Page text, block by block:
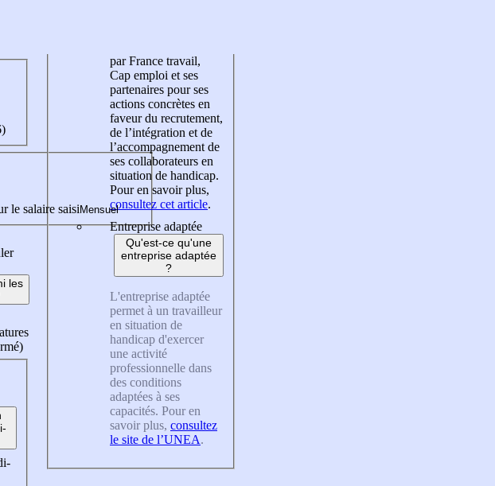
le salaire saisi
les
par France travail,
Cap emploi et ses
partenaires pour ses
actions concrètes en
faveur du recrutement,
de l’intégration et de
l’accompagnement de
ses collaborateurs en
situation de handicap.
Pour en savoir plus,
consultez cet article.
Entreprise adaptée
Qu'est-ce qu'une
entreprise adaptée
?
L'entreprise adaptée
permet à un travailleur
en situation de
handicap d'exercer
une activité
professionnelle dans
des conditions
adaptées à ses
capacités. Pour en
savoir plus, consultez
le site de l’UNEA.